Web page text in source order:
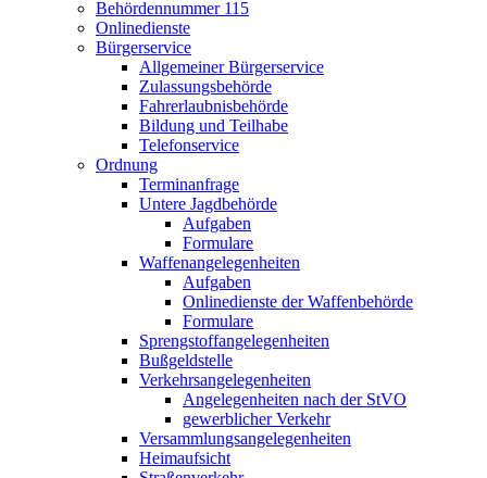
Behördennummer 115
Onlinedienste
Bürgerservice
Allgemeiner Bürgerservice
Zulassungsbehörde
Fahrerlaubnisbehörde
Bildung und Teilhabe
Telefonservice
Ordnung
Terminanfrage
Untere Jagdbehörde
Aufgaben
Formulare
Waffenangelegenheiten
Aufgaben
Onlinedienste der Waffenbehörde
Formulare
Sprengstoff­angelegenheiten
Bußgeldstelle
Verkehrsangelegenheiten
Angelegenheiten nach der StVO
gewerblicher Verkehr
Versammlungs­angelegenheiten
Heimaufsicht